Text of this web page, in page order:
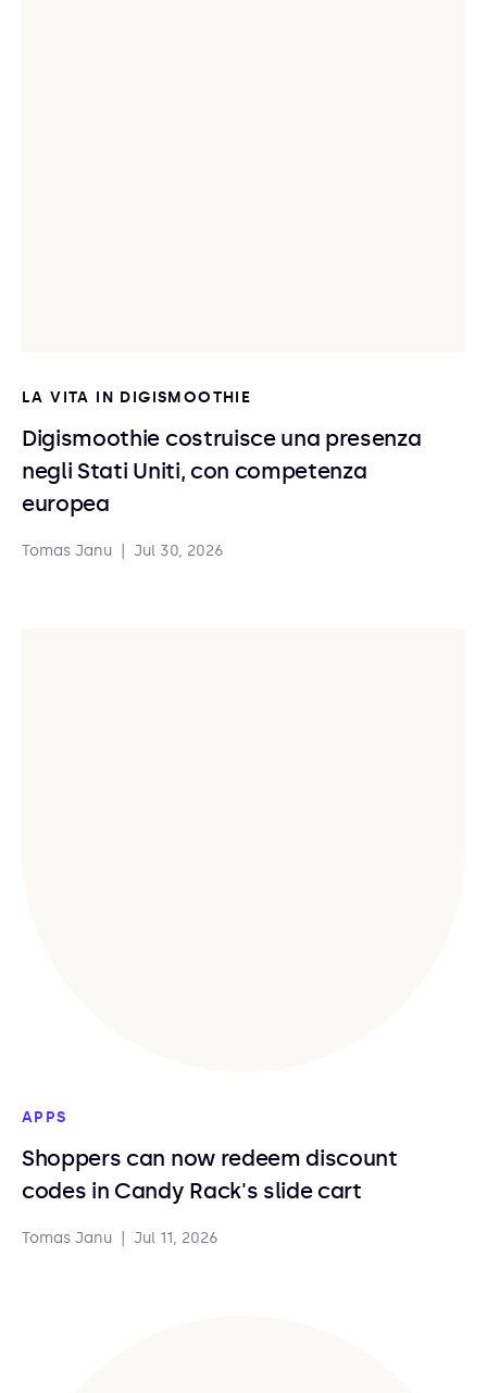
LA VITA IN DIGISMOOTHIE
Digismoothie costruisce una presenza
negli Stati Uniti, con competenza
europea
Tomas Janu Jul 30, 2026
APPS
Shoppers can now redeem discount
codes in Candy Rack's slide cart
Tomas Janu Jul 11, 2026